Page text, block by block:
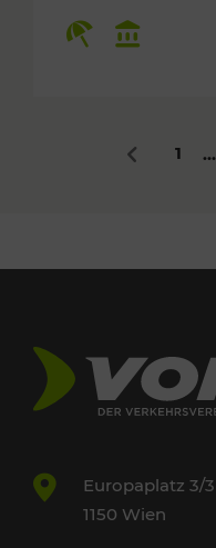
Zurück
1 ...
Europaplatz 3/3
1150 Wien